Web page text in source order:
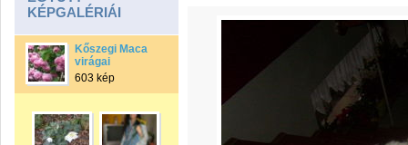
KÉPGALÉRIÁI
Kőszegi Maca
virágai
603 kép